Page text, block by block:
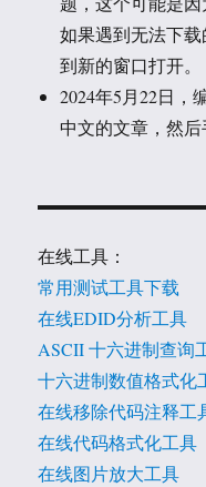
如果遇到无法下
到新的窗口打开。
2024年5月22日，
中文的文章，然后
在线工具：
常用测试工具下载
在线EDID分析工具
ASCII 十六进制查询
十六进制数值格式化
在线移除代码注释工
在线代码格式化工具
在线图片放大工具